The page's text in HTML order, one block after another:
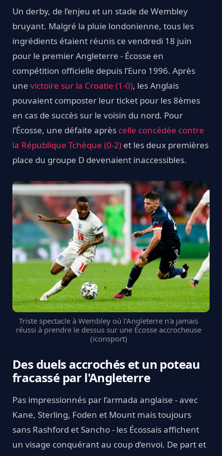
Un derby, de l’enjeu et un stade de Wembley
bruyant. Malgré la pluie londonienne, tous les
ingrédients étaient réunis ce vendredi 18 juin
pour le premier Angleterre - Écosse en
compétition officielle depuis l’Euro 1996. Après
une victoire sur la Croatie (1-0), les Anglais
pouvaient composter leur ticket pour les 8èmes
en cas de succès sur le voisin du nord. Pour
l’Écosse, une défaite après celle concédée contre
la République Tchèque (0-2) et les deux premières
place du groupe D devenaient inaccessibles.
Triste spectacle à Wembley où l'Angleterre n'a jamais
réussi à prendre le dessus sur une Écosse accrocheuse
(iconsport)
Des duels accrochés et un poteau
fracassé par l'Angleterre
Pas impressionnés par l’armada anglaise - avec
Kane, Sterling, Foden et Mount mais toujours
sans Rashford et Sancho - les Écossais affichent
un visage conquérant au coup d’envoi. De part et